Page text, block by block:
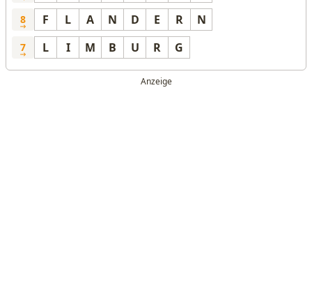
8 F L A N D E R N
7 L I M B U R G